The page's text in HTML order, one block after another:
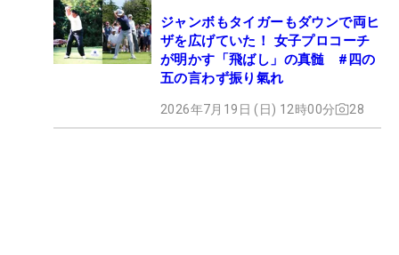
ジャンボもタイガーもダウンで両ヒ
ザを広げていた！ 女子プロコーチ
が明かす「飛ばし」の真髄 #四の
五の言わず振り氣れ
2026年7月19日 (日) 12時00分 28